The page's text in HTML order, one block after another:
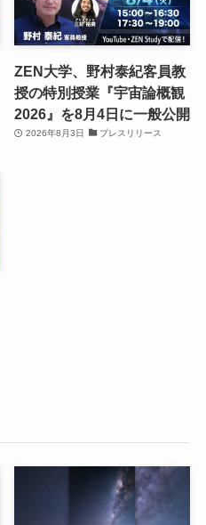
ZEN大学、野村泰紀客員教
授の特別授業『宇宙論概観
2026』を8月4日に一般公開
2026年8月3日 プレスリリース